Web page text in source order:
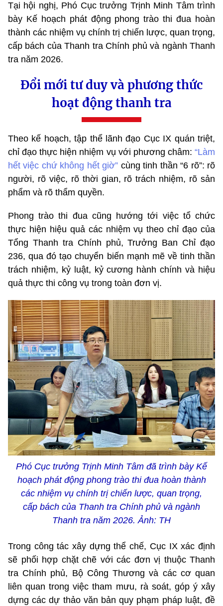
Tại hội nghị, Phó Cục trưởng Trịnh Minh Tâm trình
bày Kế hoạch phát động phong trào thi đua hoàn
thành các nhiệm vụ chính trị chiến lược, quan trọng,
cấp bách của Thanh tra Chính phủ và ngành Thanh
tra năm 2026.
Đổi mới tư duy và phương thức
hoạt động thanh tra
Theo kế hoạch, tập thể lãnh đạo Cục IX quán triệt,
chỉ đạo thực hiện nhiệm vụ với phương châm: “Làm
hết việc chứ không hết giờ” cùng tinh thần “6 rõ”: rõ
người, rõ việc, rõ thời gian, rõ trách nhiệm, rõ sản
phẩm và rõ thẩm quyền.
Phong trào thi đua cũng hướng tới việc tổ chức
thực hiện hiệu quả các nhiệm vụ theo chỉ đạo của
Tổng Thanh tra Chính phủ, Trưởng Ban Chỉ đạo
236, qua đó tạo chuyển biến mạnh mẽ về tinh thần
trách nhiệm, kỷ luật, kỷ cương hành chính và hiệu
quả thực thi công vụ trong toàn đơn vị.
Phó Cục trưởng Trịnh Minh Tâm đã trình bày Kế
hoạch phát động phong trào thi đua hoàn thành
các nhiệm vụ chính trị chiến lược, quan trọng,
cấp bách của Thanh tra Chính phủ và ngành
Thanh tra năm 2026. Ảnh: TH
Trong công tác xây dựng thể chế, Cục IX xác định
sẽ phối hợp chặt chẽ với các đơn vị thuộc Thanh
tra Chính phủ, Bộ Công Thương và các cơ quan
liên quan trong việc tham mưu, rà soát, góp ý xây
dựng các dự thảo văn bản quy phạm pháp luật, đề